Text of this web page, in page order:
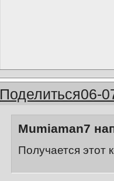
Поделиться06-
Mumiaman7
Получается этот